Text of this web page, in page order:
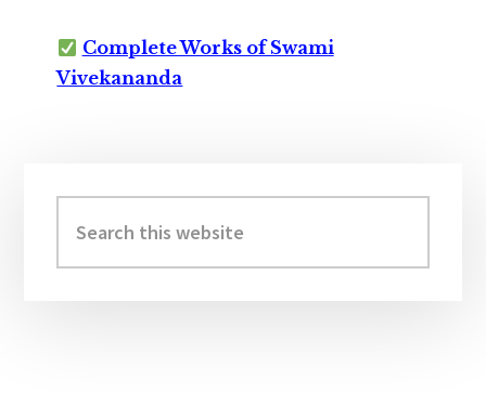
Complete Works of Swami
Vivekananda
Sidebar
this
website